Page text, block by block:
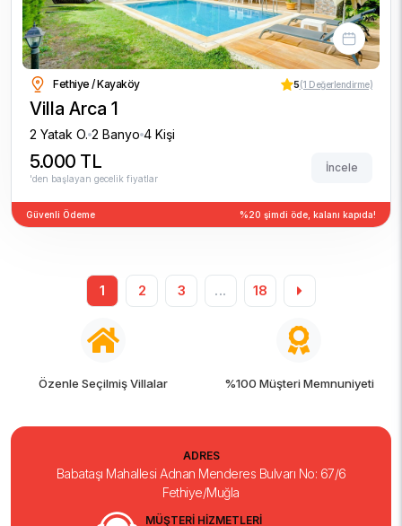
Fethiye / Kayaköy 5(1 Değerlendirme)
Villa Arca 1
2 Yatak O. 2 Banyo 4 Kişi
5.000 TL
'den başlayan gecelik fiyatlar
İncele
Güvenli Ödeme %20 şimdi öde, kalanı kapıda!
1 2 3 ... 18
%100 Müşteri Memnuniyeti 7/24 Tatil Desteği
MÜŞTERİ HİZMETLERİ
ADRES
Babataşı Mahallesi Adnan Menderes Bulvarı No: 67/6
Fethiye/Muğla